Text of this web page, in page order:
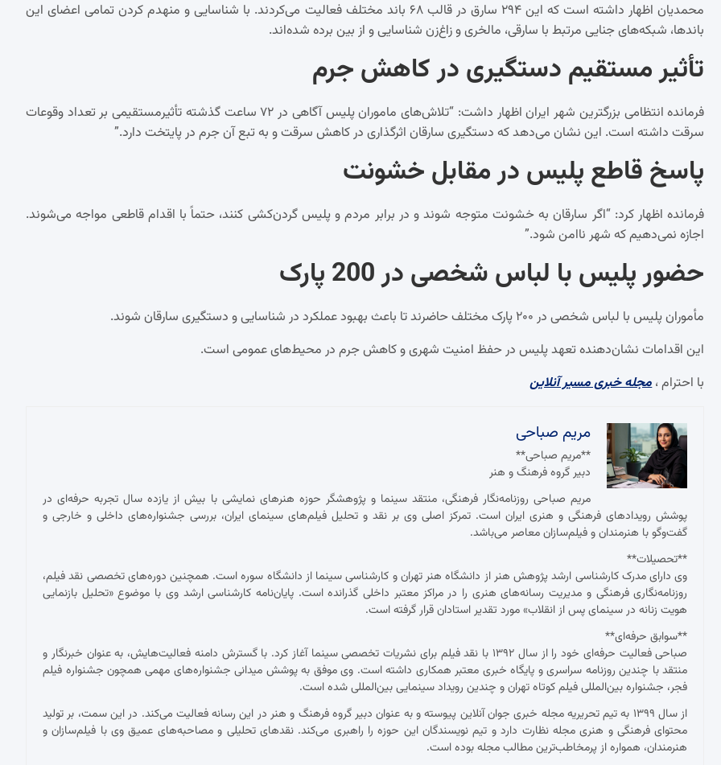
محمدیان اظهار داشته است که این ۲۹۴ سارق در قالب ۶۸ باند مختلف فعالیت می‌کردند. با شناسایی و منهدم کردن تمامی اعضای این
باندها، شبکه‌های جنایی مرتبط با سارقی، مالخری و زاغ‌زن شناسایی و از بین برده شده‌اند.
تأثیر مستقیم دستگیری در کاهش جرم
فرمانده انتظامی بزرگترین شهر ایران اظهار داشت: “تلاش‌های ماموران پلیس آگاهی در ۷۲ ساعت گذشته تأثیرمستقیمی بر تعداد وقوعات
سرقت داشته است. این نشان می‌دهد که دستگیری سارقان اثرگذاری در کاهش سرقت و به تبع آن جرم در پایتخت دارد.”
پاسخ قاطع پلیس در مقابل خشونت
فرمانده اظهار کرد: “اگر سارقان به خشونت متوجه شوند و در برابر مردم و پلیس گردن‌کشی کنند، حتماً با اقدام قاطعی مواجه می‌شوند.
اجازه نمی‌دهیم که شهر ناامن شود.”
حضور پلیس با لباس شخصی در 200 پارک
مأموران پلیس با لباس شخصی در ۲۰۰ پارک مختلف حاضرند تا باعث بهبود عملکرد در شناسایی و دستگیری سارقان شوند.
این اقدامات نشان‌دهنده تعهد پلیس در حفظ امنیت شهری و کاهش جرم در محیط‌های عمومی است.
با احترام ،مجله خبری مسیر آنلاین
مریم صباحی
**مریم صباحی**
دبیر گروه فرهنگ و هنر
مریم صباحی روزنامه‌نگار فرهنگی، منتقد سینما و پژوهشگر حوزه هنرهای نمایشی با بیش از یازده سال تجربه حرفه‌ای در
پوشش رویدادهای فرهنگی و هنری ایران است. تمرکز اصلی وی بر نقد و تحلیل فیلم‌های سینمای ایران، بررسی جشنواره‌های داخلی و خارجی و
گفت‌وگو با هنرمندان و فیلم‌سازان معاصر می‌باشد.
**تحصیلات**
وی دارای مدرک کارشناسی ارشد پژوهش هنر از دانشگاه هنر تهران و کارشناسی سینما از دانشگاه سوره است. همچنین دوره‌های تخصصی نقد فیلم،
روزنامه‌نگاری فرهنگی و مدیریت رسانه‌های هنری را در مراکز معتبر داخلی گذرانده است. پایان‌نامه کارشناسی ارشد وی با موضوع «تحلیل بازنمایی
هویت زنانه در سینمای پس از انقلاب» مورد تقدیر استادان قرار گرفته است.
**سوابق حرفه‌ای**
صباحی فعالیت حرفه‌ای خود را از سال ۱۳۹۲ با نقد فیلم برای نشریات تخصصی سینما آغاز کرد. با گسترش دامنه فعالیت‌هایش، به عنوان خبرنگار و
منتقد با چندین روزنامه سراسری و پایگاه خبری معتبر همکاری داشته است. وی موفق به پوشش میدانی جشنواره‌های مهمی همچون جشنواره فیلم
فجر، جشنواره بین‌المللی فیلم کوتاه تهران و چندین رویداد سینمایی بین‌المللی شده است.
از سال ۱۳۹۹ به تیم تحریریه مجله خبری جوان آنلاین پیوسته و به عنوان دبیر گروه فرهنگ و هنر در این رسانه فعالیت می‌کند. در این سمت، بر تولید
محتوای فرهنگی و هنری مجله نظارت دارد و تیم نویسندگان این حوزه را راهبری می‌کند. نقدهای تحلیلی و مصاحبه‌های عمیق وی با فیلم‌سازان و
هنرمندان، همواره از پرمخاطب‌ترین مطالب مجله بوده است.